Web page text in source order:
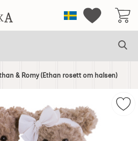
för NostalgiskaSverigeMina
& Romy (Ethan rosett om halsen)